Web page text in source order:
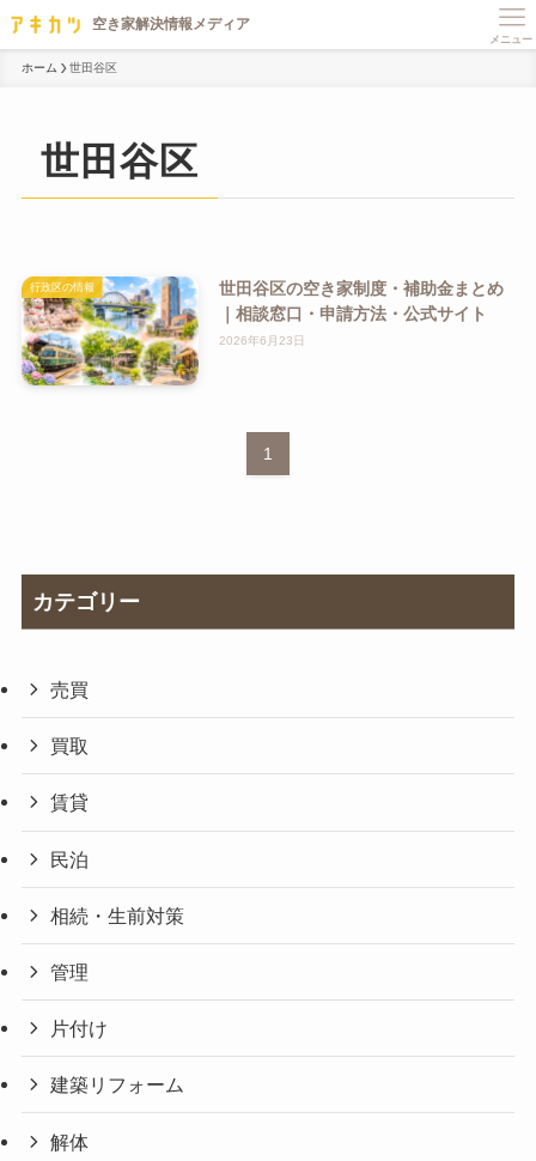
メニュー
ホーム 世田谷区
世田谷区
行政区の情報
世田谷区の空き家制度・補助金まとめ
｜相談窓口・申請方法・公式サイト
2026年6月23日
1
カテゴリー
売買
買取
賃貸
民泊
相続・生前対策
管理
片付け
建築リフォーム
解体